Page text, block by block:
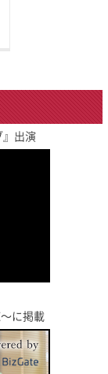
』出演
に掲載